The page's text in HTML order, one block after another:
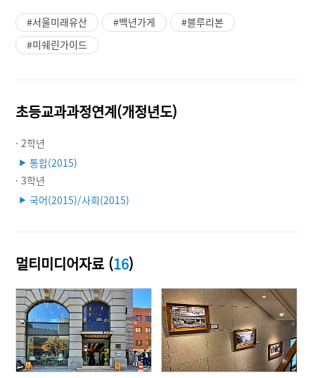
#서울미래유산 #백년가게
#블루리본
#미쉐린가이드
초등교과과정연계(개정년도)
· 2학년
▶ 통합(2015)
· 3학년
▶ 국어(2015)/사회(2015)
멀티미디어자료 (16)